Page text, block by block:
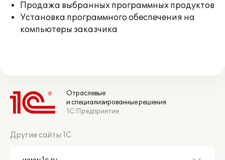
Продажа выбранных программных продуктов
Установка программного обеспечения на
компьютеры заказчика
Отраслевые
и специализированные решения
1С:Предприятие
Другие сайты 1С